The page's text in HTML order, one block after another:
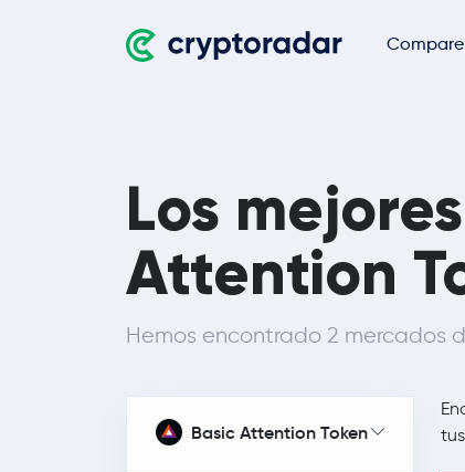
Compare
Los
Attention
Hemos encontrado 2 mercados
Basic Attention Token